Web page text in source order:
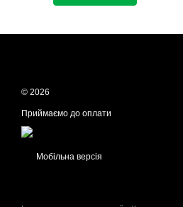
© 2026
Приймаємо до оплати
Мобільна версія